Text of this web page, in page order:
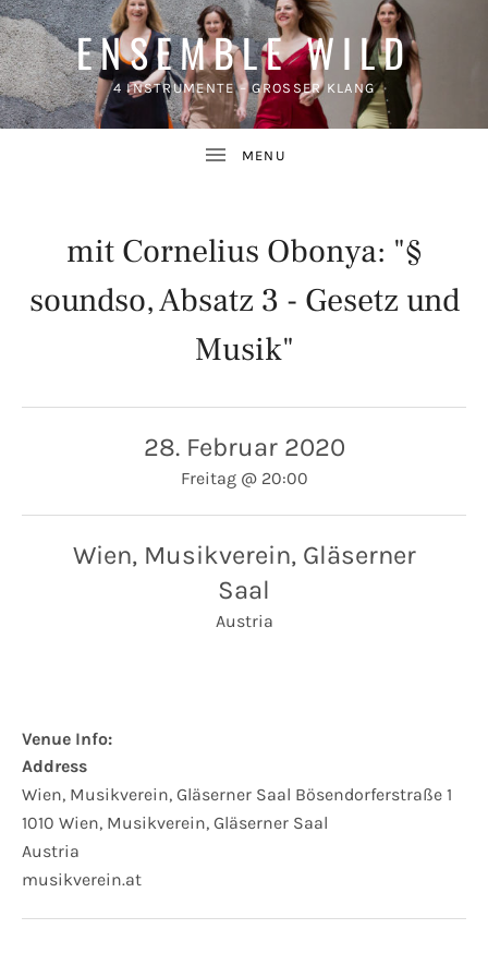
ENSEMBLE WILD
4 INSTRUMENTE – GROSSER KLANG
mit Cornelius Obonya: "§
soundso, Absatz 3 - Gesetz und
Musik"
28. Februar 2020
Freitag @ 20:00
Wien, Musikverein, Gläserner
Saal
Austria
Venue Info
Address
Wien, Musikverein, Gläserner Saal Bösendorferstraße 1
1010 Wien, Musikverein, Gläserner Saal
Austria
Website:
musikverein.at